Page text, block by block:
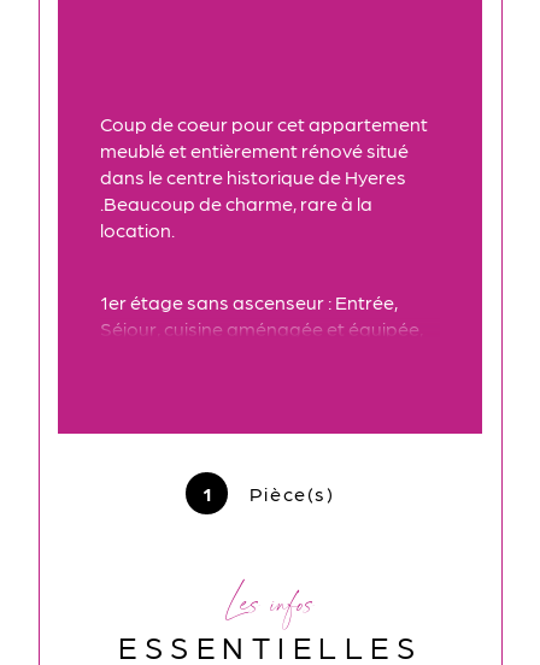
1 Pièce(s)
Les infos
ESSENTIELLES
Coup de coeur pour cet appartement
meublé et entièrement rénové situé
dans le centre historique de Hyeres
.Beaucoup de charme, rare à la
location.
1er étage sans ascenseur : Entrée,
Séjour, cuisine aménagée et équipée,
réfrigérateur-congélateur, canapé
convertible, télévision,fibre. .
Loyer : 600€ Charges Comprises (
Compris dans les charges : Charges